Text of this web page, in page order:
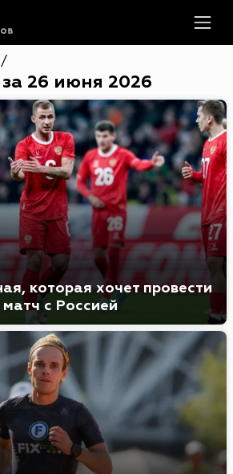
/
26 июня 2026
которая хочет провести
с Россией